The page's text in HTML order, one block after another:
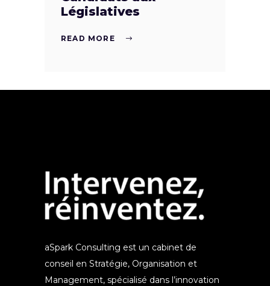
Législatives
READ MORE
aSpark Consulting est un cabinet de
conseil en Stratégie, Organisation et
Management, spécialisé dans l’innovation